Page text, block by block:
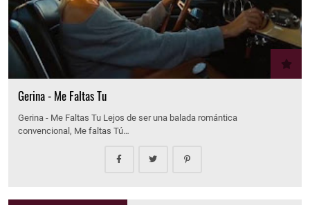
Gerina - Me Faltas Tu
Gerina - Me Faltas Tu Lejos de ser una balada romántica
convencional, Me faltas Tú…